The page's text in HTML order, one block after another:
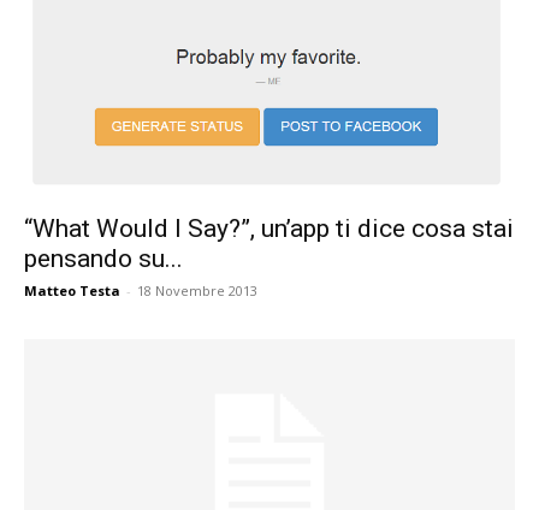
“What Would I Say?”, un’app ti dice cosa stai
pensando su...
Matteo Testa - 18 Novembre 2013